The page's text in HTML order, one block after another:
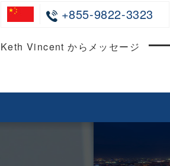
+855-9822-3323
Keth Vincent からメッセージ